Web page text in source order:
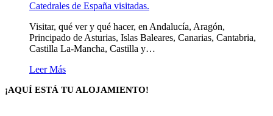
Catedrales de España visitadas.
Visitar, qué ver y qué hacer, en Andalucía, Aragón,
Principado de Asturias, Islas Baleares, Canarias, Cantabria,
Castilla La-Mancha, Castilla y…
Leer Más
¡AQUÍ ESTÁ TU ALOJAMIENTO!